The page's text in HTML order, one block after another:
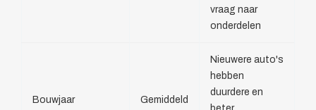
vraag naar
onderdelen
Bouwjaar Gemiddeld
Nieuwere auto's
hebben
duurdere en